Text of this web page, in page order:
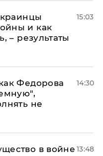
и как
– результаты
15:03
Федорова
не
14:30
в войне 13:48